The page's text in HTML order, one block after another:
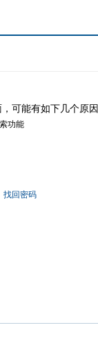
可能有如下几个原因
功能
找回密码